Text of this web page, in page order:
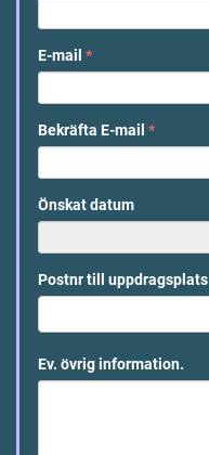
E-mail *
Bekräfta E-mail *
Önskat datum
Postnr till uppdragsplats
Ev. övrig information.